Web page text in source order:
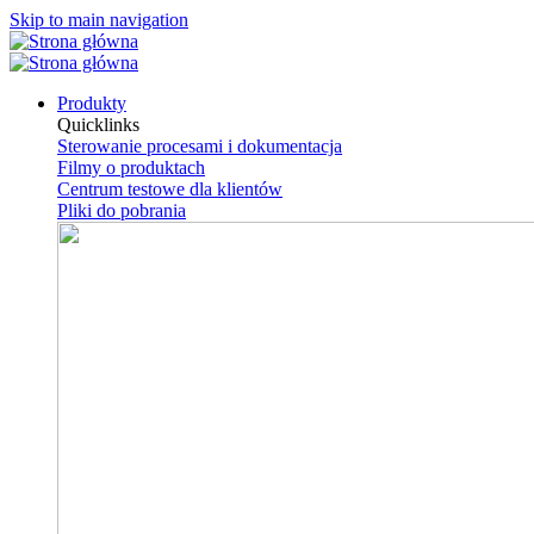
Skip to main navigation
Produkty
Quicklinks
Sterowanie procesami i dokumentacja
Filmy o produktach
Centrum testowe dla klientów
Pliki do pobrania